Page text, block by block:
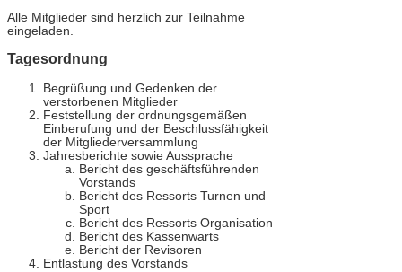
Alle Mitglieder sind herzlich zur Teilnahme
eingeladen.
Tagesordnung
Begrüßung und Gedenken der
verstorbenen Mitglieder
Feststellung der ordnungsgemäßen
Einberufung und der Beschlussfähigkeit
der Mitgliederversammlung
Jahresberichte sowie Aussprache
Bericht des geschäftsführenden
Vorstands
Bericht des Ressorts Turnen und
Sport
Bericht des Ressorts Organisation
Bericht des Kassenwarts
Bericht der Revisoren
Entlastung des Vorstands